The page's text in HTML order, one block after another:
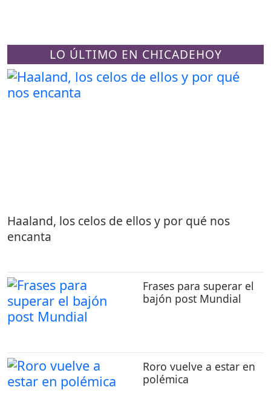
LO ÚLTIMO EN CHICADEHOY
Haaland, los celos de ellos y por qué nos
encanta
Frases para superar el
bajón post Mundial
Roro vuelve a estar en
polémica